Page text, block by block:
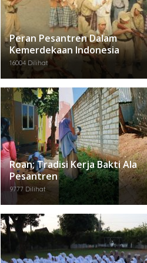
Peran Pesantren Dalam
Kemerdekaan Indonesia
16004 Dilihat
Roan; Tradisi Kerja Bakti Ala
Pesantren
9777 Dilihat